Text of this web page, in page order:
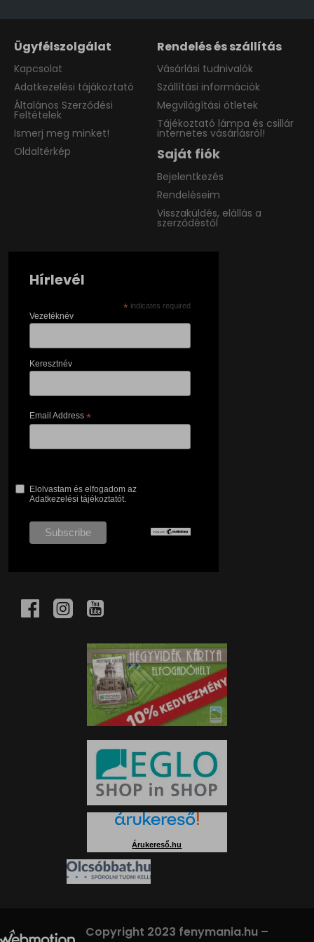
Ügyfélszolgálat
Kapcsolat
Adatkezelési tájákoztató
Általános Szerződési
Feltételek
Ismerj meg minket!
Oldaltérkép
Rendelés és szállítás
Vásárlási tudnivalók
Szállítási információk
Megvilágítási ötletek
Tájékoztató lámpa és csillár
internetes vásárlásról!
Saját fiók
Bejelentkezés
Rendeléseim
Visszaküldés, elállás a
szerződéstől
Hírlevél
* indicates required
Vezetéknév
Keresztnév
Email Address *
Elolvastam és elfogadom az
Adatkezelési tájékoztatót.
Árukereső.hu
Copyright 2023 fenymania.hu –